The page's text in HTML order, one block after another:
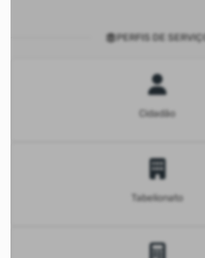
PERFIS DE SERVIÇO
Cidadão
Tabelionato